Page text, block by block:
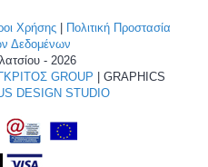
Χρήσης
Πολιτική Προστασία
Δεδομένων
- 2026
GROUP | GRAPHICS
DESIGN STUDIO